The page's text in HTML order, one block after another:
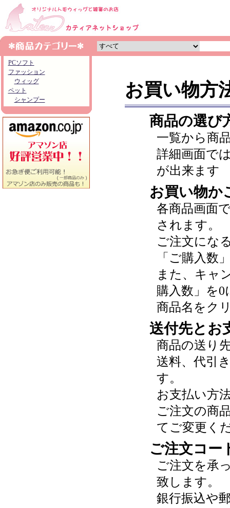
PCソフト
ファッション
ウィッグ
ペット
シャンプー
お買い物方
商品の選び
一覧から商
詳細画面で
が出来ます
お買い物か
各商品画面
されます。
ご注文にな
「ご購入数
また、キャ
購入数」を
商品名をク
送付先とお
商品の送り
送料、代引
す。
お支払い方
ご注文の商
てご変更く
ご注文コー
ご注文を承
致します。
銀行振込や